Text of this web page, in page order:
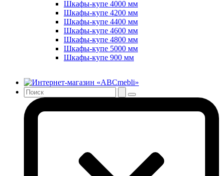
Шкафы-купе 4000 мм
Шкафы-купе 4200 мм
Шкафы-купе 4400 мм
Шкафы-купе 4600 мм
Шкафы-купе 4800 мм
Шкафы-купе 5000 мм
Шкафы-купе 900 мм